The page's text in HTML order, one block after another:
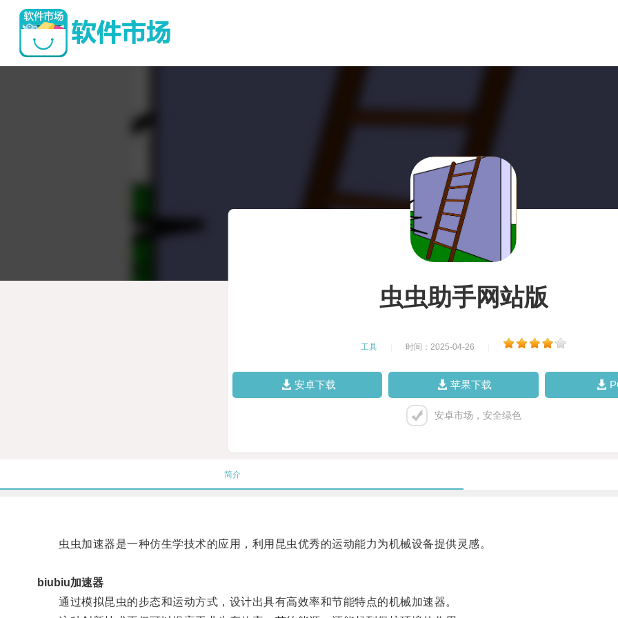
虫虫助手网站版
工具 时间：2025-04-26
安卓下载 苹果下载
安卓市场，安全绿色
简介
虫虫加速器是一种仿生学技术的应用，利用昆虫优秀的运动能力为机械设备提供灵感。
biubiu加速器
通过模拟昆虫的步态和运动方式，设计出具有高效率和节能特点的机械加速器。